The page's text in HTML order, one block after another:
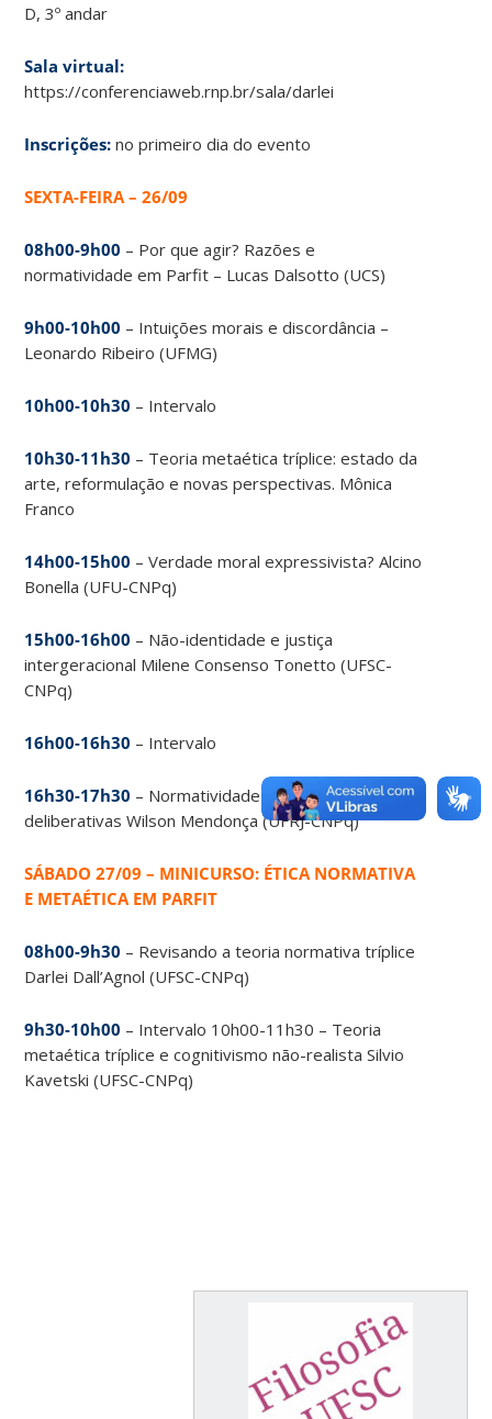
D, 3º andar
Sala virtual:
https://conferenciaweb.rnp.br/sala/darlei
Inscrições: no primeiro dia do evento
SEXTA-FEIRA – 26/09
08h00-9h00 – Por que agir? Razões e
normatividade em Parfit – Lucas Dalsotto (UCS)
9h00-10h00 – Intuições morais e discordância –
Leonardo Ribeiro (UFMG)
10h00-10h30 – Intervalo
10h30-11h30 – Teoria metaética tríplice: estado da
arte, reformulação e novas perspectivas. Mônica
Franco
14h00-15h00 – Verdade moral expressivista? Alcino
Bonella (UFU-CNPq)
15h00-16h00 – Não-identidade e justiça
intergeracional Milene Consenso Tonetto (UFSC-
CNPq)
16h00-16h30 – Intervalo
16h30-17h30 – Normatividade e razões
deliberativas Wilson Mendonça (UFRJ-CNPq)
SÁBADO 27/09 – MINICURSO: ÉTICA NORMATIVA
E METAÉTICA EM PARFIT
08h00-9h30 – Revisando a teoria normativa tríplice
Darlei Dall’Agnol (UFSC-CNPq)
9h30-10h00 – Intervalo 10h00-11h30 – Teoria
metaética tríplice e cognitivismo não-realista Silvio
Kavetski (UFSC-CNPq)